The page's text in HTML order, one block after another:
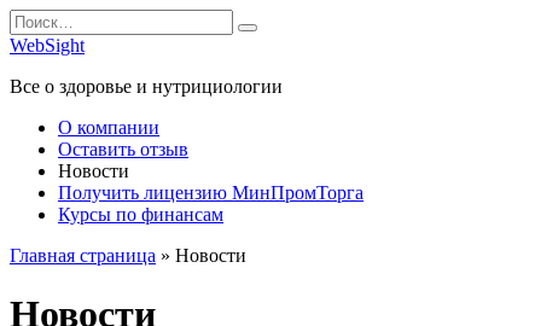
Перейти
к
содержанию
Search
for:
WebSight
Все о здоровье и нутрициологии
О компании
Оставить отзыв
Новости
Получить лицензию МинПромТорга
Курсы по финансам
Главная страница » Новости
Новости